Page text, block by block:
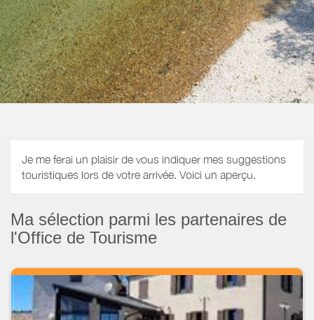
Je me ferai un plaisir de vous indiquer mes suggestions
touristiques lors de votre arrivée. Voici un aperçu.
Ma sélection parmi les partenaires de
l'Office de Tourisme